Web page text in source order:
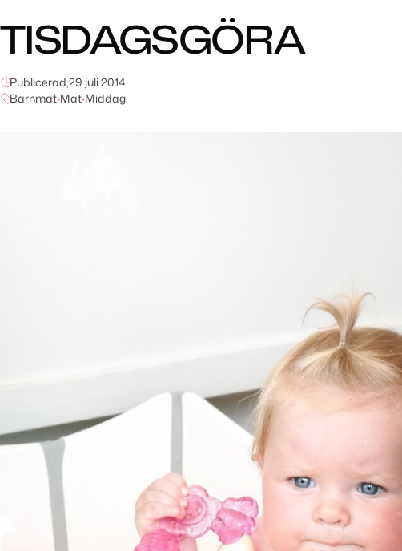
TISDAGSGÖRA
Publicerad,29 juli 2014
Barnmat•Mat•Middag